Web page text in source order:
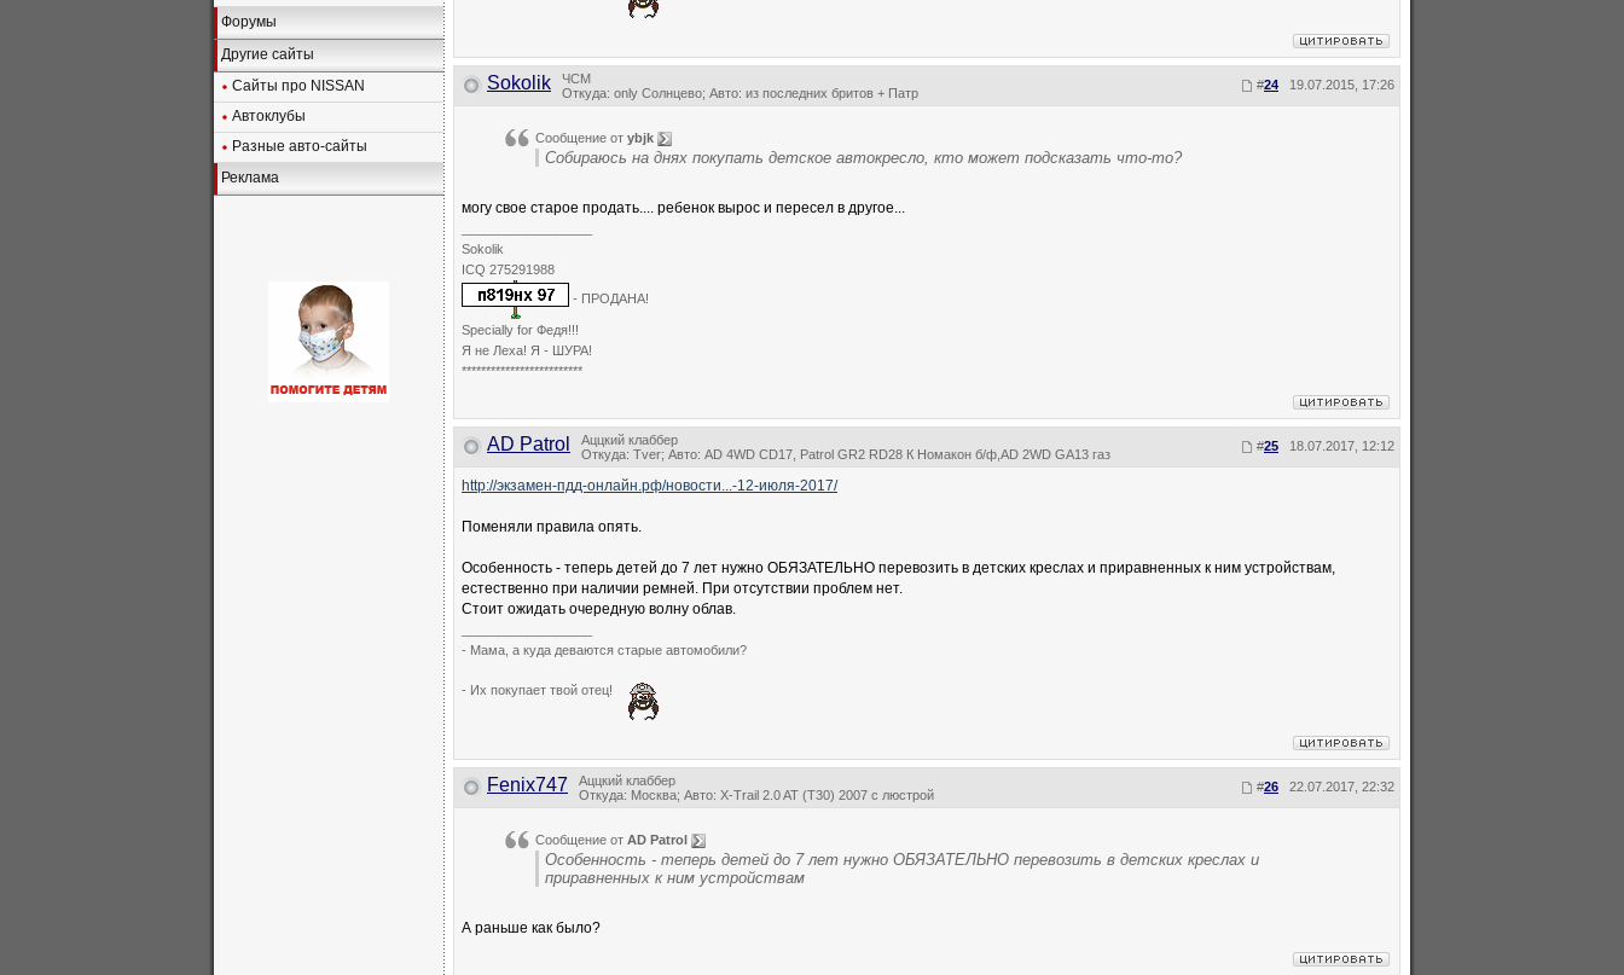
Форумы
Другие сайты
Сайты про NISSAN
Автоклубы
Разные авто-сайты
Реклама
Sokolik
ЧСМ
Откуда: only Солнцево; Авто: из последних бритов + Патр
#24 19.07.2015, 17:26
Сообщение от ybjk
Собираюсь на днях покупать детское автокресло, кто может подсказать что-то?
могу свое старое продать.... ребенок вырос и пересел в другое...
Sokolik
ICQ 275291988
- ПРОДАНА!
Specially for Федя!!!
Я не Леха! Я - ШУРА!
*************************
AD Patrol
Аццкий клаббер
Откуда: Tver; Авто: AD 4WD CD17, Patrol GR2 RD28 К Номакон б/ф,AD 2WD GA13 газ
#25 18.07.2017, 12:12
http://экзамен-пдд-онлайн.рф/новости...-12-июля-2017/
Поменяли правила опять.
Особенность - теперь детей до 7 лет нужно ОБЯЗАТЕЛЬНО перевозить в детских креслах и приравненных к ним устройствам,
естественно при наличии ремней. При отсутствии проблем нет.
Стоит ожидать очередную волну облав.
- Мама, а куда деваются старые автомобили?
- Их покупает твой отец!
Fenix747
Аццкий клаббер
Откуда: Москва; Авто: X-Trail 2.0 AT (T30) 2007 с люстрой
#26 22.07.2017, 22:32
Сообщение от AD Patrol
Особенность - теперь детей до 7 лет нужно ОБЯЗАТЕЛЬНО перевозить в детских креслах и
приравненных к ним устройствам
А раньше как было?